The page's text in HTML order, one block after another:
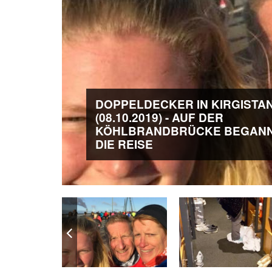
DOPPELDECKER IN
(08.10.2019) - AUF DER
KÖHLBRANDBRÜCKE
DIE REISE